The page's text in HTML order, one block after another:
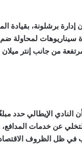
برشلونة، بقيادة
لمحاولة ضم
من جانب إنتر
عن خدمات المدافع،
ظل الظروف